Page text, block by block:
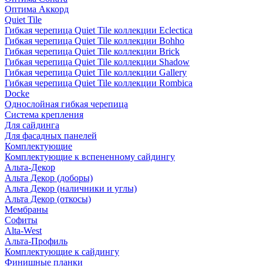
Оптима Аккорд
Quiet Tile
Гибкая черепица Quiet Tile коллекции Eclectica
Гибкая черепица Quiet Tile коллекции Bohho
Гибкая черепица Quiet Tile коллекции Brick
Гибкая черепица Quiet Tile коллекции Shadow
Гибкая черепица Quiet Tile коллекции Gallery
Гибкая черепица Quiet Tile коллекции Rombica
Docke
Однослойная гибкая черепица
Система крепления
Для сайдинга
Для фасадных панелей
Комплектующие
Комплектующие к вспененному сайдингу
Альта-Декор
Альта Декор (доборы)
Альта Декор (наличники и углы)
Альта Декор (откосы)
Мембраны
Софиты
Alta-West
Альта-Профиль
Комплектующие к сайдингу
Финишные планки